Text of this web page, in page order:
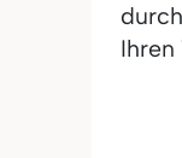
Ihren